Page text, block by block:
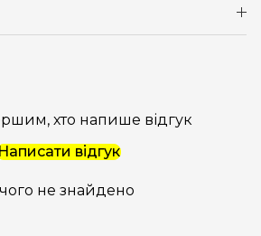
хто напише відгук
відгук
не знайдено